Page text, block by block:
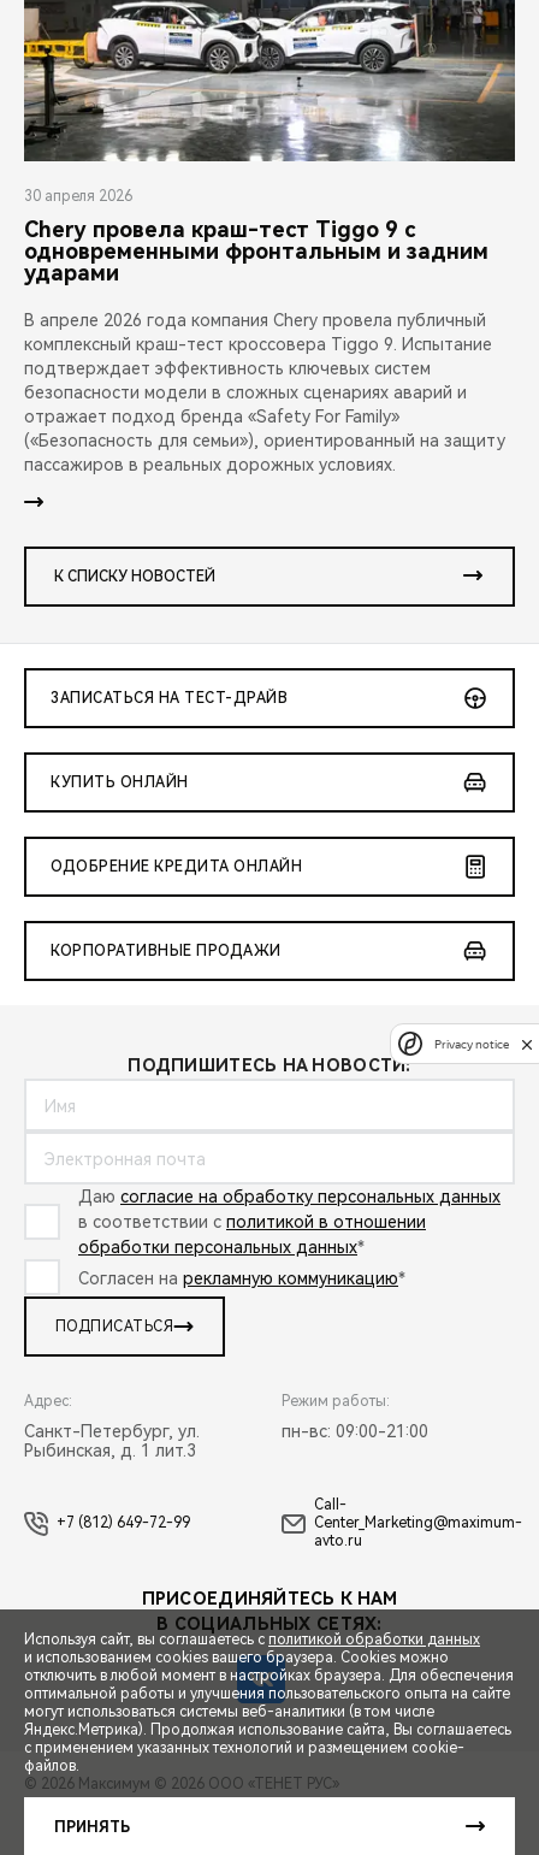
СПЕЦПРЕДЛОЖЕНИЯ
ЗАПИСЬ НА ТЕСТ-ДРАЙВ
30 апреля 2026
Chery провела краш-тест Tiggo 9 с
одновременными фронтальным и задним
ударами
В апреле 2026 года компания Chery провела публичный
комплексный краш-тест кроссовера Tiggo 9. Испытание
подтверждает эффективность ключевых систем
безопасности модели в сложных сценариях аварий и
отражает подход бренда «Safety For Family»
(«Безопасность для семьи»), ориентированный на защиту
пассажиров в реальных дорожных условиях.
К СПИСКУ НОВОСТЕЙ
ЗАПИСАТЬСЯ НА ТЕСТ-ДРАЙВ
КУПИТЬ ОНЛАЙН
ОДОБРЕНИЕ КРЕДИТА ОНЛАЙН
КОРПОРАТИВНЫЕ ПРОДАЖИ
ПОДПИШИТЕСЬ НА НОВОСТИ:
Даю согласие на обработку персональных данных
в соответствии с политикой в отношении
обработки персональных данных*
Согласен на рекламную коммуникацию*
ПОДПИСАТЬСЯ
Адрес:
Санкт-Петербург, ул.
Рыбинская, д. 1 лит.3
Режим работы:
пн-вс: 09:00-21:00
+7 (812) 649-72-99
Call-
Center_Marketing@maximum-
avto.ru
ПРИСОЕДИНЯЙТЕСЬ К НАМ
В СОЦИАЛЬНЫХ СЕТЯХ:
© 2026 Максимум © 2026 ООО «ТЕНЕТ РУС»
Сделано в ПЕРКС
Используя сайт, вы соглашаетесь с политикой обработки данных
и использованием cookies вашего браузера. Cookies можно
отключить в любой момент в настройках браузера. Для обеспечения
оптимальной работы и улучшения пользовательского опыта на сайте
могут использоваться системы веб-аналитики (в том числе
Яндекс.Метрика). Продолжая использование сайта, Вы соглашаетесь
с применением указанных технологий и размещением cookie-
файлов.
ПРИНЯТЬ
Privacy notice